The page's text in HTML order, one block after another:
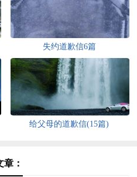
失约道歉信6篇
给父母的道歉信(15篇)
：